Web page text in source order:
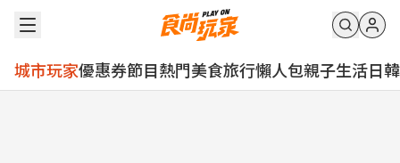
城市玩家優惠券節目熱門美食旅行懶人包親子生活日韓